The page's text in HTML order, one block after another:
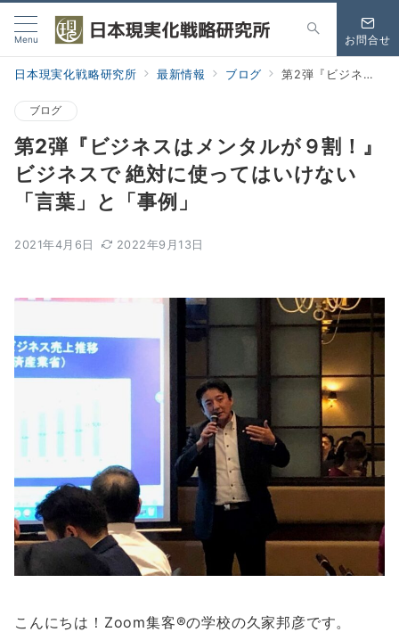
Menu お問合せ
日本現実化戦略研究所 最新情報 ブログ 第2弾『ビジネスはメンタルが９割！』ビジネスで 絶対に使ってはいけない「言葉」と「事例」
ブログ
第2弾『ビジネスはメンタルが９割！』
ビジネスで 絶対に使ってはいけない
「言葉」と「事例」
2021年4月6日 2022年9月13日
こんにちは！Zoom集客®の学校の久家邦彦です。